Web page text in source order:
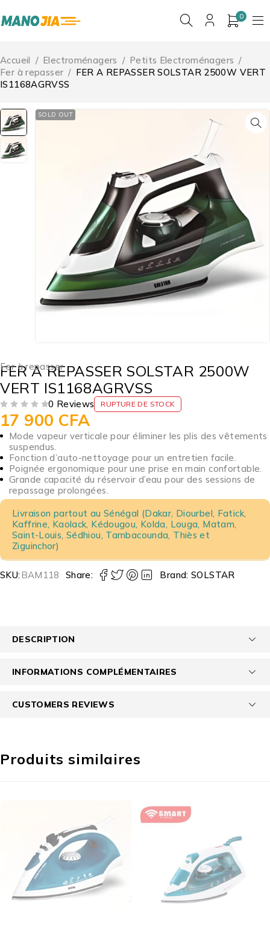
0
Accueil / Electroménagers / Petits Electroménagers /
Fer à repasser / FER A REPASSER SOLSTAR 2500W VERT
IS1168AGRVSS
SOLD OUT
Fer à repasser
FER A REPASSER SOLSTAR 2500W
VERT IS1168AGRVSS
0 Reviews RUPTURE DE STOCK
17 900 CFA
Mode vapeur verticale pour éliminer les plis des vêtements
suspendus.
Fonction d’auto-nettoyage pour un entretien facile.
Poignée ergonomique pour une prise en main confortable.
Grande capacité du réservoir d’eau pour des sessions de
repassage prolongées.
Livraison partout au Sénégal (Dakar, Diourbel, Fatick,
Kaffrine, Kaolack, Kédougou, Kolda, Louga, Matam,
Saint-Louis, Sédhiou, Tambacounda, Thiès et
Ziguinchor)
SKU:BAM118 Share: Brand: SOLSTAR
DESCRIPTION
INFORMATIONS COMPLÉMENTAIRES
CUSTOMERS REVIEWS
Produits similaires